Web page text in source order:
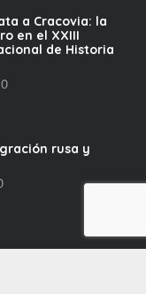
a Cracovia: la
en el XXIII
de Historia
0
rusa y